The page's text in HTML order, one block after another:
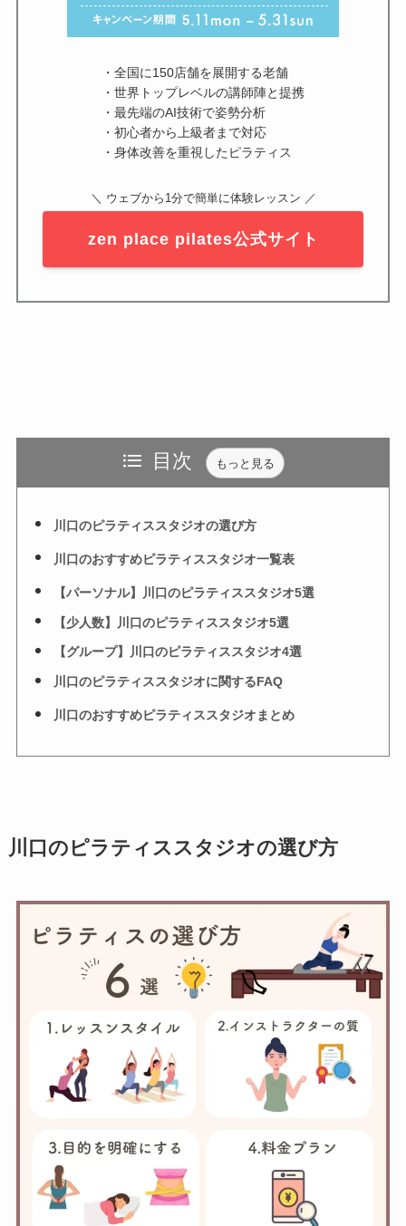
・全国に150店舗を展開する老舗
・世界トップレベルの講師陣と提携
・最先端のAI技術で姿勢分析
・初心者から上級者まで対応
・身体改善を重視したピラティス
＼ ウェブから1分で簡単に体験レッスン ／
zen place pilates公式サイト
目次 もっと見る
川口のピラティススタジオの選び方
川口のおすすめピラティススタジオ一覧表
【パーソナル】川口のピラティススタジオ5選
【少人数】川口のピラティススタジオ5選
【グループ】川口のピラティススタジオ4選
川口のピラティススタジオに関するFAQ
川口のおすすめピラティススタジオまとめ
川口のピラティススタジオの選び方